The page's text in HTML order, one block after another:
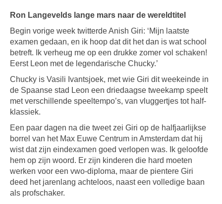
Ron Langevelds lange mars naar de wereldtitel
Begin vorige week twitterde Anish Giri: ‘Mijn laatste
examen gedaan, en ik hoop dat dit het dan is wat school
betreft. Ik verheug me op een drukke zomer vol schaken!
Eerst Leon met de legendarische Chucky.’
Chucky is Vasili Ivantsjoek, met wie Giri dit weekeinde in
de Spaanse stad Leon een driedaagse tweekamp speelt
met verschillende speeltempo’s, van vluggertjes tot half-
klassiek.
Een paar dagen na die tweet zei Giri op de halfjaarlijkse
borrel van het Max Euwe Centrum in Amsterdam dat hij
wist dat zijn eindexamen goed verlopen was. Ik geloofde
hem op zijn woord. Er zijn kinderen die hard moeten
werken voor een vwo-diploma, maar de pientere Giri
deed het jarenlang achteloos, naast een volledige baan
als profschaker.